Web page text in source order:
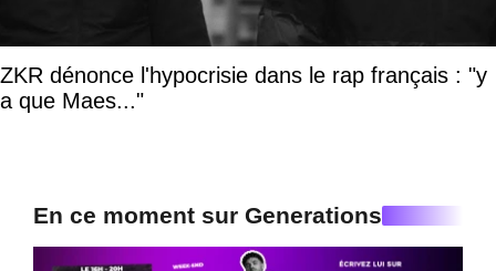
ZKR dénonce l'hypocrisie dans le rap français : "y
a que Maes..."
En ce moment sur Generations